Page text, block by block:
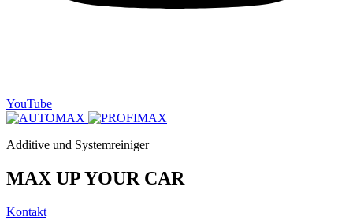
YouTube
Additive und Systemreiniger
MAX UPYOUR CAR
Kontakt